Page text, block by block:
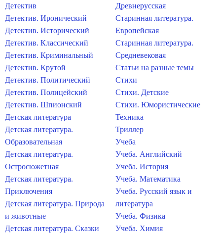
Детектив
Детектив. Иронический
Детектив. Исторический
Детектив. Классический
Детектив. Криминальный
Детектив. Крутой
Детектив. Политический
Детектив. Полицейский
Детектив. Шпионский
Детская литература
Детская литература.
Образовательная
Детская литература.
Остросюжетная
Детская литература.
Приключения
Детская литература. Природа
и животные
Детская литература. Сказки
Древнерусская
Старинная литература.
Европейская
Старинная литература.
Средневековая
Статьи на разные темы
Стихи
Стихи. Детские
Стихи. Юмористические
Техника
Триллер
Учеба
Учеба. Английский
Учеба. История
Учеба. Математика
Учеба. Русский язык и
литература
Учеба. Физика
Учеба. Химия